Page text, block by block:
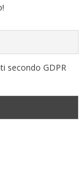
secondo GDPR